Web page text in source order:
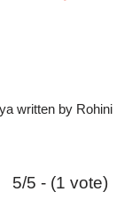
written by Rohini
5/5 - (1 vote)